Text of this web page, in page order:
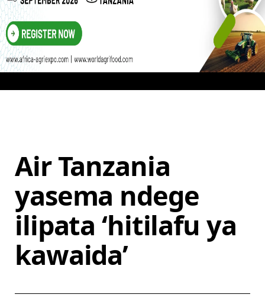
Air Tanzania
yasema ndege
ilipata ‘hitilafu ya
kawaida’